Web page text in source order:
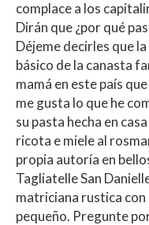
complace a los
Dirán que ¿por qué
Déjeme decirles que
básico de la canasta
mamá en este país
me gusta lo que he
su pasta hecha en
ricota e miele al
propia autoría en
Tagliatelle San
matriciana rustica con
pequeño. Pregunte